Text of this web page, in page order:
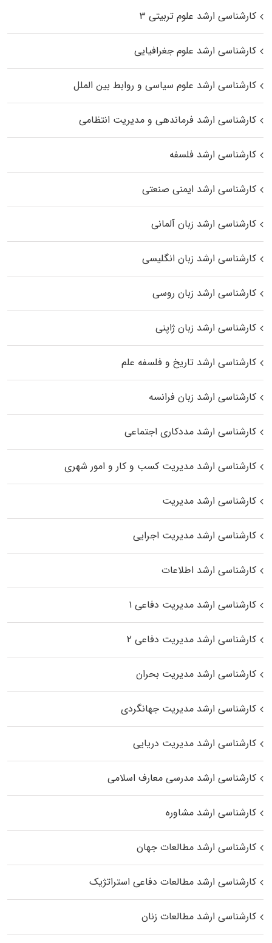
کارشناسی ارشد علوم تربیتی ۳
کارشناسی ارشد علوم جغرافیایی
کارشناسی ارشد علوم سیاسی و روابط بین الملل
کارشناسی ارشد فرماندهی و مدیریت انتظامی
کارشناسی ارشد فلسفه
کارشناسی ارشد ایمنی صنعتی
کارشناسی ارشد زبان آلمانی
کارشناسی ارشد زبان انگلیسی
کارشناسی ارشد زبان روسی
کارشناسی ارشد زبان ژاپنی
کارشناسی ارشد تاریخ و فلسفه علم
کارشناسی ارشد زبان فرانسه
کارشناسی ارشد مددکاری اجتماعی
کارشناسی ارشد مدیریت کسب و کار و امور شهری
کارشناسی ارشد مدیریت
کارشناسی ارشد مدیریت اجرایی
کارشناسی ارشد اطلاعات
کارشناسی ارشد مدیریت دفاعی ۱
کارشناسی ارشد مدیریت دفاعی ۲
کارشناسی ارشد مدیریت بحران
کارشناسی ارشد مدیریت جهانگردی
کارشناسی ارشد مدیریت دریایی
کارشناسی ارشد مدرسی معارف اسلامی
کارشناسی ارشد مشاوره
کارشناسی ارشد مطالعات جهان
کارشناسی ارشد مطالعات دفاعی استراتژیک
کارشناسی ارشد مطالعات زنان